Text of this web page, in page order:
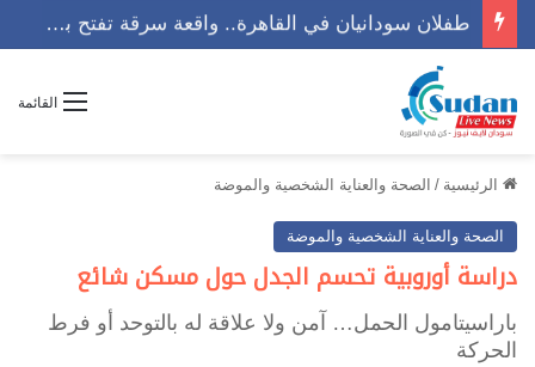
طفلان سودانيان في القاهرة.. واقعة سرقة تفتح باب التساؤلات
القائمة
الرئيسية / الصحة والعناية الشخصية والموضة
الصحة والعناية الشخصية والموضة
دراسة أوروبية تحسم الجدل حول مسكن شائع
باراسيتامول الحمل… آمن ولا علاقة له بالتوحد أو فرط
الحركة